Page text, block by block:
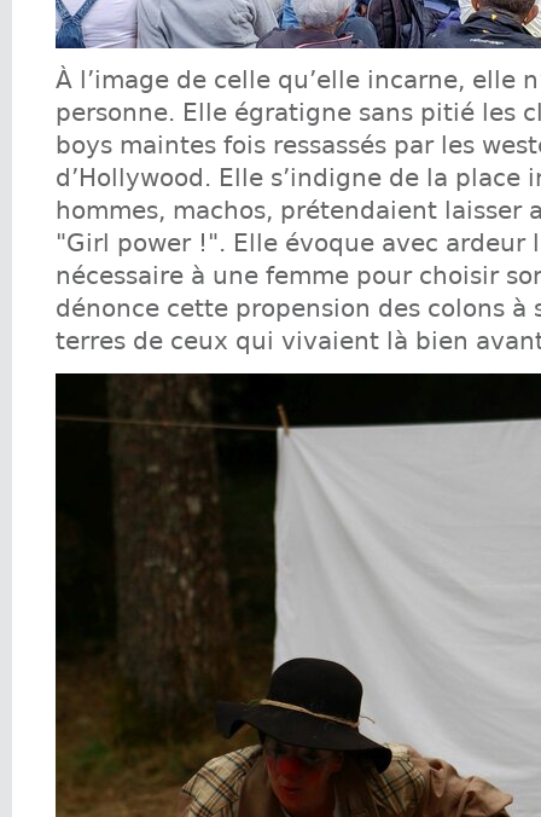
À l’image de celle qu’elle incarne, elle
personne. Elle égratigne sans pitié les
boys maintes fois ressassés par les
d’Hollywood. Elle s’indigne de la place
hommes, machos, prétendaient laisser
"Girl power !". Elle évoque avec ardeur
nécessaire à une femme pour choisir
dénonce cette propension des colons à
terres de ceux qui vivaient là bien